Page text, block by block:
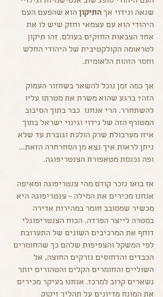
שנאה ונידוי אך התיקון הוא שהפעם העם
היהודי הוא עם עצמאי וחזק שיש לו את
אחד הצבאות החזקים בעולם. זהו תיקון
לטראומה הקולקטיבית של היהודי החלש
וחסר הזהות הלאומית.
אך כמה זמן נוכל להשאר בשחזור העמוק
הזה? ברגע שהוא משרת את מטרתו עליו
להשתחרר. הרי אנחנו  כבר בתוך הסיבוב
המטורף הזה של נידוי וגינוי ישראל בתוך
איזו מערבולת שרק הולכת וגוברת עד שלא
ניתן לראות איך נצא מן הסחרחרה הזאת...
ופה נכנסת מטאפורת הצנטריפוגה.
אז בואו נזכר קודם מהי צנטריפוגה ומאיפה
אנחנו מכירים את המילה – צנטריפוגה היא
מכשיר שמסובב חומר במהירות אדירה
במטרה לייצר הפרדה. הכוח הצנטריפוגלי
דוחף את המרכיבים השונים של התערובת
לפי המשקל והצפיפות שלהם כך שהחומרים
הכבדים והדחוסים נזרקים החוצה, אל
השוליים והחומרים הקלים והטהורים יותר
נשארים קרוב למרכז. אנחנו בעיקר מכירים
את המונח מדיונים על תהליך זיקוק